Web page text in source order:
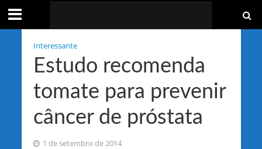
Interessante
Estudo recomenda
tomate para prevenir
câncer de próstata
1 de setembro de 2014